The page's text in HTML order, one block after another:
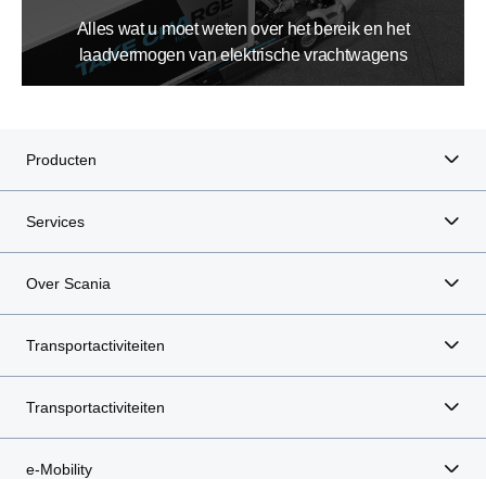
Alles wat u moet weten over het bereik en het
laadvermogen van elektrische vrachtwagens
Producten
Services
Over Scania
Transportactiviteiten
Transportactiviteiten
e-Mobility